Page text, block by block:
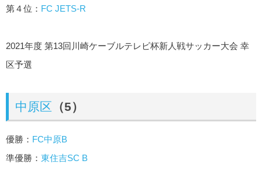
第４位： FC JETS-R
2021年度 第13回川崎ケーブルテレビ杯新人戦サッカー大会 幸
区予選
中原区 （5）
優勝： FC中原B
準優勝： 東住吉SC B